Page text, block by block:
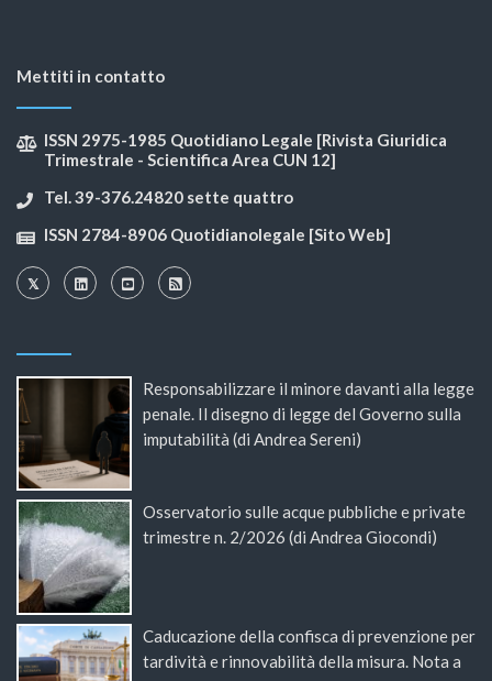
Mettiti in contatto
ISSN 2975-1985 Quotidiano Legale [Rivista Giuridica
Trimestrale - Scientifica Area CUN 12]
Tel. 39-376.24820 sette quattro
ISSN 2784-8906 Quotidianolegale [Sito Web]
Responsabilizzare il minore davanti alla legge
penale. Il disegno di legge del Governo sulla
imputabilità (di Andrea Sereni)
Osservatorio sulle acque pubbliche e private
trimestre n. 2/2026 (di Andrea Giocondi)
Caducazione della confisca di prevenzione per
tardività e rinnovabilità della misura. Nota a